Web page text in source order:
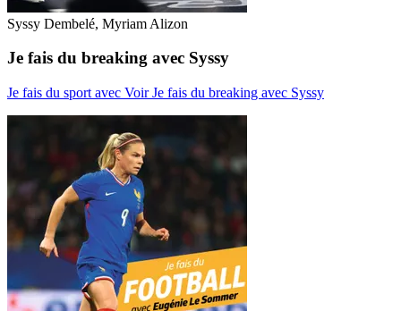
Syssy Dembelé, Myriam Alizon
Je fais du breaking avec Syssy
Je fais du sport avec Voir Je fais du breaking avec Syssy